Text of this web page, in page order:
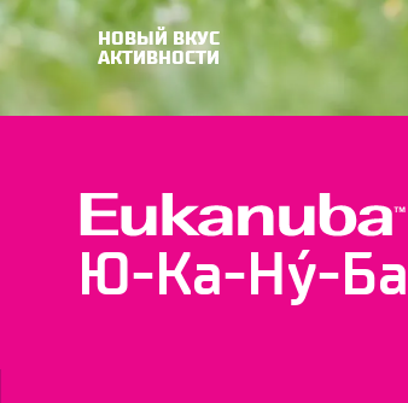
НОВЫЙ ВКУС
АКТИВНОСТИ
ИНГРЕДИЕНТ №1
*согласно массовой доле
Ю-Ка-Ну́-Ба